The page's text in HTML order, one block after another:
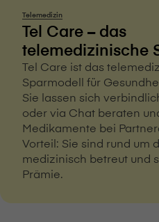
Telemedizin
Tel Care – das
telemedizinische
Tel Care ist das
Sparmodell für
Sie lassen sich
oder via Chat beraten
Medikamente bei
Vorteil: Sie sind rund um
medizinisch betreut und
Prämie.